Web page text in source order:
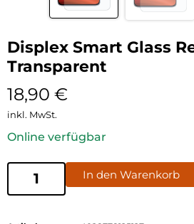
Displex Smart Glass
Transparent
18,90 €
inkl. MwSt.
Online verfügbar
In den Warenkorb